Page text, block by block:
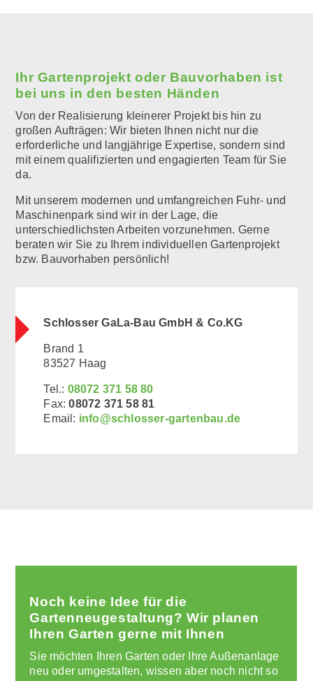
Ihr Gartenprojekt oder Bauvorhaben ist
bei uns in den besten Händen
Von der Realisierung kleinerer Projekt bis hin zu
großen Aufträgen: Wir bieten Ihnen nicht nur die
erforderliche und langjährige Expertise, sondern sind
mit einem qualifizierten und engagierten Team für Sie
da.
Mit unserem modernen und umfangreichen Fuhr- und
Maschinenpark sind wir in der Lage, die
unterschiedlichsten Arbeiten vorzunehmen. Gerne
beraten wir Sie zu Ihrem individuellen Gartenprojekt
bzw. Bauvorhaben persönlich!
Schlosser GaLa-Bau GmbH & Co.KG
Brand 1
83527 Haag
Tel.: 08072 371 58 80
Fax:08072 371 58 81
Email: info@schlosser-gartenbau.de
Noch keine Idee für die
Gartenneugestaltung? Wir planen
Ihren Garten gerne mit Ihnen
Sie möchten Ihren Garten oder Ihre Außenanlage
neu oder umgestalten, wissen aber noch nicht so